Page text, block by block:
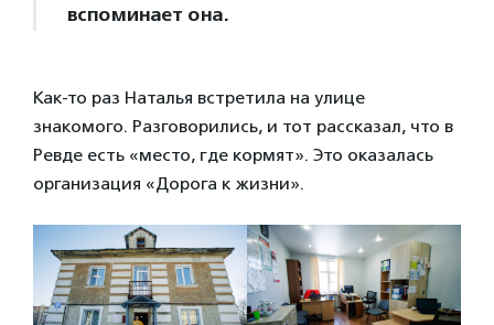
вспоминает она.
Как-то раз Наталья встретила на улице
знакомого. Разговорились, и тот рассказал, что в
Ревде есть «место, где кормят». Это оказалась
организация «Дорога к жизни».